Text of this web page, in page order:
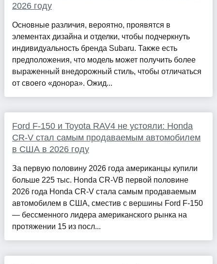
2026 году
Основные различия, вероятно, проявятся в
элементах дизайна и отделки, чтобы подчеркнуть
индивидуальность бренда Subaru. Также есть
предположения, что модель может получить более
выраженный внедорожный стиль, чтобы отличаться
от своего «донора». Ожид...
Ford F-150 и Toyota RAV4 не устояли: Honda
CR-V стал самым продаваемым автомобилем
в США в 2026 году
За первую половину 2026 года американцы купили
больше 225 тыс. Honda CR-VВ первой половине
2026 года Honda CR-V стала самым продаваемым
автомобилем в США, сместив с вершины Ford F-150
— бессменного лидера американского рынка на
протяжении 15 из посл...